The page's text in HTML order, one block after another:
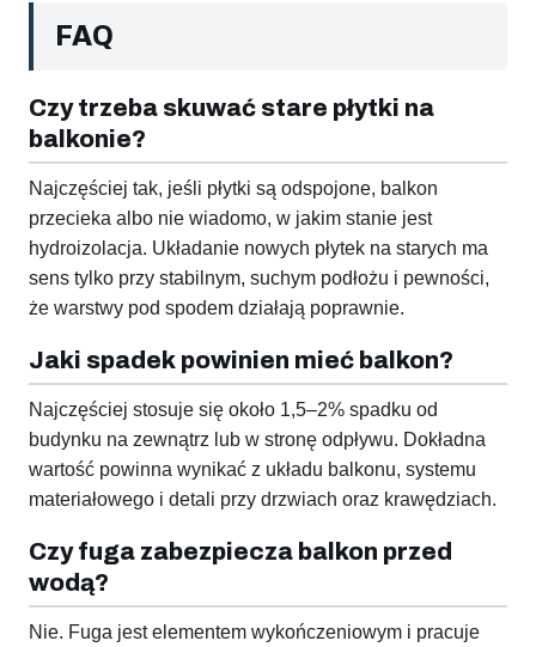
FAQ
Czy trzeba skuwać stare płytki na
balkonie?
Najczęściej tak, jeśli płytki są odspojone, balkon
przecieka albo nie wiadomo, w jakim stanie jest
hydroizolacja. Układanie nowych płytek na starych ma
sens tylko przy stabilnym, suchym podłożu i pewności,
że warstwy pod spodem działają poprawnie.
Jaki spadek powinien mieć balkon?
Najczęściej stosuje się około 1,5–2% spadku od
budynku na zewnątrz lub w stronę odpływu. Dokładna
wartość powinna wynikać z układu balkonu, systemu
materiałowego i detali przy drzwiach oraz krawędziach.
Czy fuga zabezpiecza balkon przed
wodą?
Nie. Fuga jest elementem wykończeniowym i pracuje